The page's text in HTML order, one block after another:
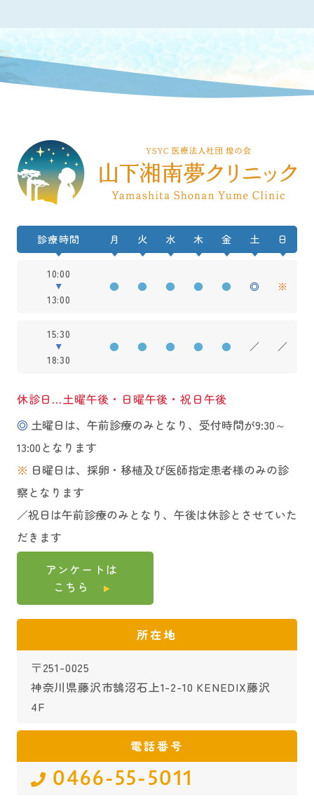
診療時間 月 火 水 木 金 土 日
10:00
13:00
● ● ● ● ● ◎ ※
15:30
18:30
● ● ● ● ● ／ ／
休診日…土曜午後・日曜午後・祝日午後
◎ 土曜日は、午前診療のみとなり、受付時間が9:30～
13:00となります
※ 日曜日は、採卵・移植及び医師指定患者様のみの診
察となります
／祝日は午前診療のみとなり、午後は休診とさせていた
だきます
アンケートは
こちら
所在地
〒251-0025
神奈川県藤沢市鵠沼石上1-2-10 KENEDIX藤沢
4F
電話番号
0466-55-5011